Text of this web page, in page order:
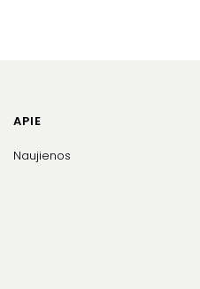
APIE
Naujienos